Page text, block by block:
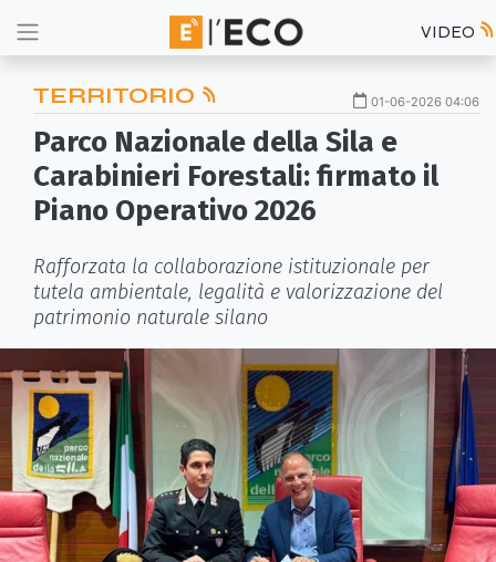
VIDEO
TERRITORIO 01-06-2026 04:06
Parco Nazionale della Sila e
Carabinieri Forestali: firmato il
Piano Operativo 2026
Rafforzata la collaborazione istituzionale per
tutela ambientale, legalità e valorizzazione del
patrimonio naturale silano